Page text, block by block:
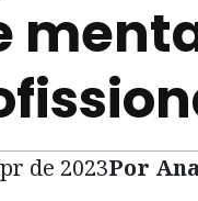
de 2023Por